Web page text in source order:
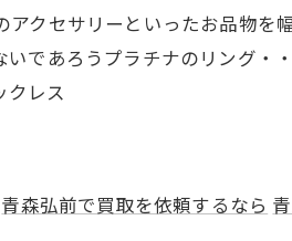
クセサリーといったお品物
であろうプラチナのリング・
クレス
青森弘前で買取を依頼するなら